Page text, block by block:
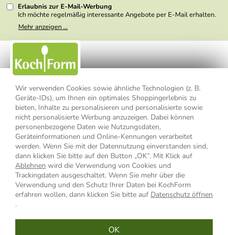
Wir verwenden Cookies sowie ähnliche Technologien (z. B.
Geräte-IDs), um Ihnen ein optimales Shoppingerlebnis zu
bieten, Inhalte zu personalisieren und personalisierte sowie
nicht personalisierte Werbung anzuzeigen. Dabei können
personenbezogene Daten wie Nutzungsdaten,
Geräteinformationen und Online-Kennungen verarbeitet
werden. Wenn Sie mit der Datennutzung einverstanden sind,
dann klicken Sie bitte auf den Button „OK“. Mit Klick auf
Ablehnen wird die Verwendung von Cookies und
Trackingdaten ausgeschaltet. Wenn Sie mehr über die
Verwendung und den Schutz Ihrer Daten bei KochForm
erfahren wollen, dann klicken Sie bitte auf Datenschutz öffnen
.
OK
Erlaubnis zur E-Mail-Werbung
Ich möchte regelmäßig interessante Angebote per E-Mail erhalten.
Meine E-Mail-Adresse wird nicht an andere Unternehmen
weitergegeben. Zu statistischen Zwecken wird in anonymer Form
nicht erkennbar, welche konkrete Person geklickt hat. Diese
Einwilligung zur Nutzung meiner E-Mail- Adresse für Werbezwecke
kann ich jederzeit mit Wirkung für die Zukunft widerrufen, indem ich
den Link "Abmelden" am Ende des Newsletters anklicke oder die
Option Newsletter im Mitgliederbereich deaktiviere. Die
Datenschutzerklärung
habe ich zur Kenntnis genommen.
Mehr anzeigen ...
Impressum Datenschutzerklärung
AGB
Widerrufsbelehrung
Widerrufsformular
Vertrag widerrufen
* Alle Preisangaben inkl. MwSt., bis 49,90 € Bestellwert zzgl.
Versandkosten, ab 49,90 € Bestellwert inkl.Versandkosteninnerhalb